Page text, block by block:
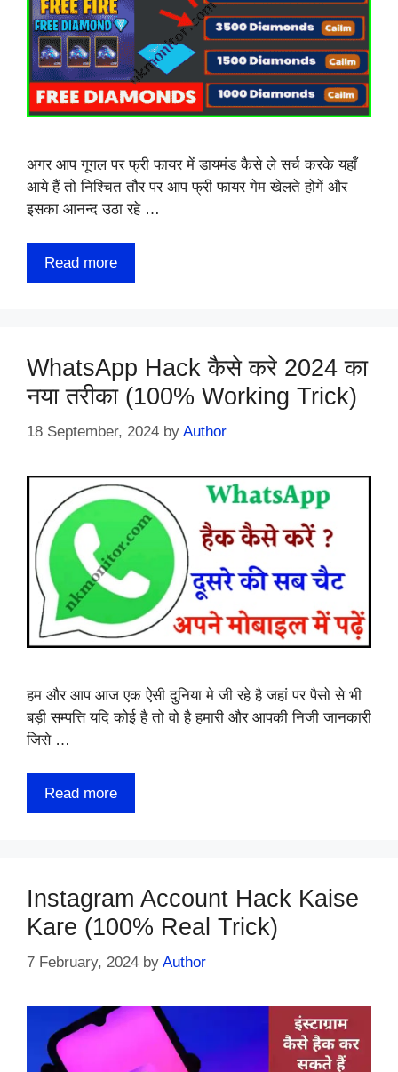
अगर आप गूगल पर फ्री फायर में डायमंड कैसे ले सर्च करके यहाँ
आये हैं तो निश्चित तौर पर आप फ्री फायर गेम खेलते होगें और
इसका आनन्द उठा रहे …
Read more
WhatsApp Hack कैसे करे 2024 का
नया तरीका (100% Working Trick)
18 September, 2024 by Author
हम और आप आज एक ऐसी दुनिया मे जी रहे है जहां पर पैसो से भी
बड़ी सम्पत्ति यदि कोई है तो वो है हमारी और आपकी निजी जानकारी
जिसे …
Read more
Instagram Account Hack Kaise
Kare (100% Real Trick)
7 February, 2024 by Author